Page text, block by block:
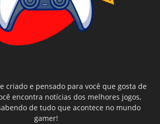
criado e pensado para você que gosta de
encontra notícias dos melhores jogos,
de tudo que acontece no mundo
gamer!